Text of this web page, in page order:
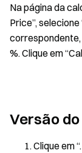
Na página da
Price”,
%. Clique em
Versão
Clique em